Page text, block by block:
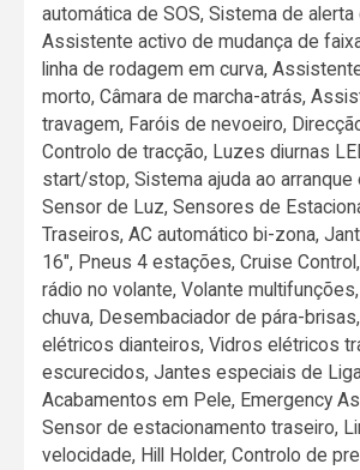
automática de SOS, Sistema de
Assistente activo de mudança de
linha de rodagem em curva,
morto, Câmara de marcha-atrás,
travagem, Faróis de nevoeiro,
Controlo de tracção, Luzes diurnas
start/stop, Sistema ajuda ao arranque
Sensor de Luz, Sensores de
Traseiros, AC automático bi-zona,
16", Pneus 4 estações, Cruise
rádio no volante, Volante
chuva, Desembaciador de pára-
elétricos dianteiros, Vidros elétricos
escurecidos, Jantes especiais de
Acabamentos em Pele, Emergency
Sensor de estacionamento traseiro,
velocidade, Hill Holder, Controlo de